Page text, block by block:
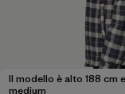
Il modello è alto 188 cm
medium